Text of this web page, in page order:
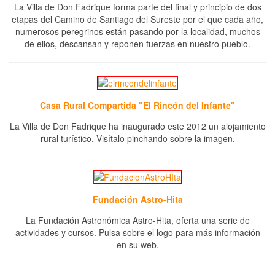
La Villa de Don Fadrique forma parte del final y principio de dos
etapas del Camino de Santiago del Sureste por el que cada año,
numerosos peregrinos están pasando por la localidad, muchos
de ellos, descansan y reponen fuerzas en nuestro pueblo.
Casa Rural Compartida "El Rincón del Infante"
La Villa de Don Fadrique ha inaugurado este 2012 un alojamiento
rural turístico. Visítalo pinchando sobre la imagen.
Fundación Astro-Hita
La Fundación Astronómica Astro-Hita, oferta una serie de
actividades y cursos. Pulsa sobre el logo para más información
en su web.